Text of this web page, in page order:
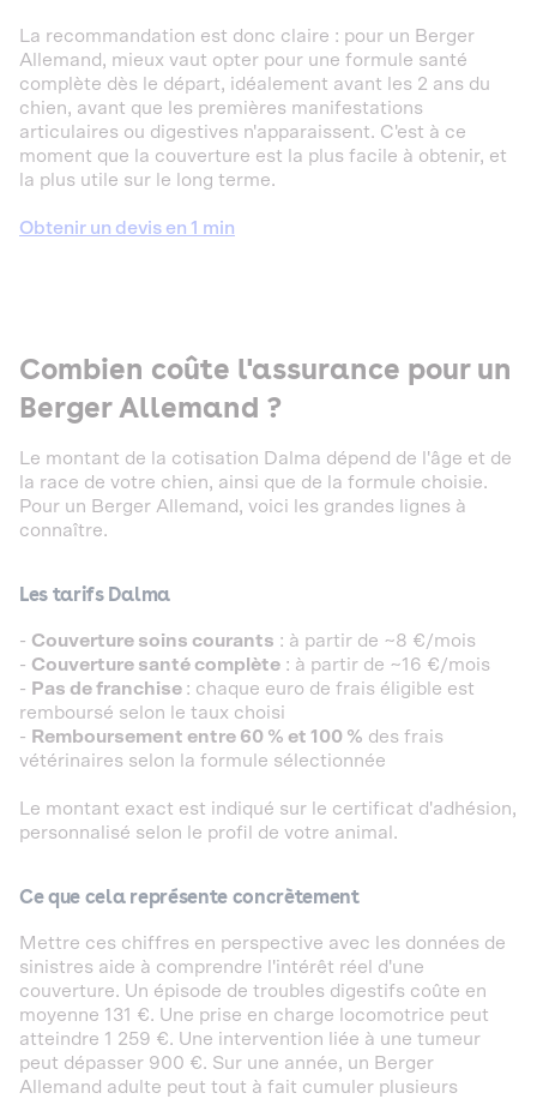
La recommandation est donc claire : pour un Berger
Allemand, mieux vaut opter pour une formule santé
complète dès le départ, idéalement avant les 2 ans du
chien, avant que les premières manifestations
articulaires ou digestives n'apparaissent. C'est à ce
moment que la couverture est la plus facile à obtenir, et
la plus utile sur le long terme.
Obtenir un devis en 1 min
Combien coûte l'assurance pour un
Berger Allemand ?
Le montant de la cotisation Dalma dépend de l'âge et de
la race de votre chien, ainsi que de la formule choisie.
Pour un Berger Allemand, voici les grandes lignes à
connaître.
Les tarifs Dalma
- Couverture soins courants : à partir de ~8 €/mois
- Couverture santé complète : à partir de ~16 €/mois
- Pas de franchise : chaque euro de frais éligible est
remboursé selon le taux choisi
- Remboursement entre 60 % et 100 % des frais
vétérinaires selon la formule sélectionnée
Le montant exact est indiqué sur le certificat d'adhésion,
personnalisé selon le profil de votre animal.
Ce que cela représente concrètement
Mettre ces chiffres en perspective avec les données de
sinistres aide à comprendre l'intérêt réel d'une
couverture. Un épisode de troubles digestifs coûte en
moyenne 131 €. Une prise en charge locomotrice peut
atteindre 1 259 €. Une intervention liée à une tumeur
peut dépasser 900 €. Sur une année, un Berger
Allemand adulte peut tout à fait cumuler plusieurs